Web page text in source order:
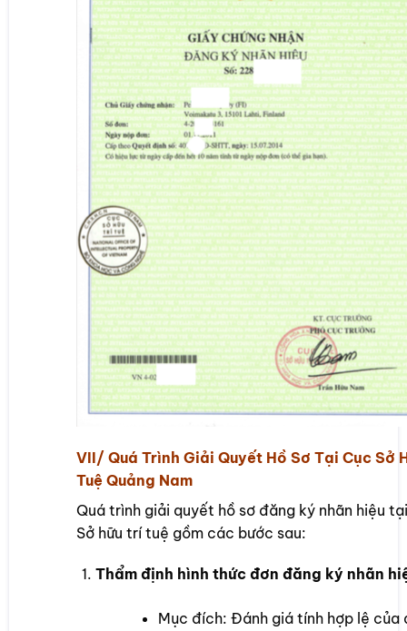
VII/ Quá Trình Giải Quyết Hồ Sơ Tại Cục Sở
Tuệ Quảng Nam
Quá trình giải quyết hồ sơ đăng ký nhãn hiệu
Sở hữu trí tuệ gồm các bước sau:
Thẩm định hình thức đơn đăng ký nhãn
Mục đích: Đánh giá tính hợp lệ của